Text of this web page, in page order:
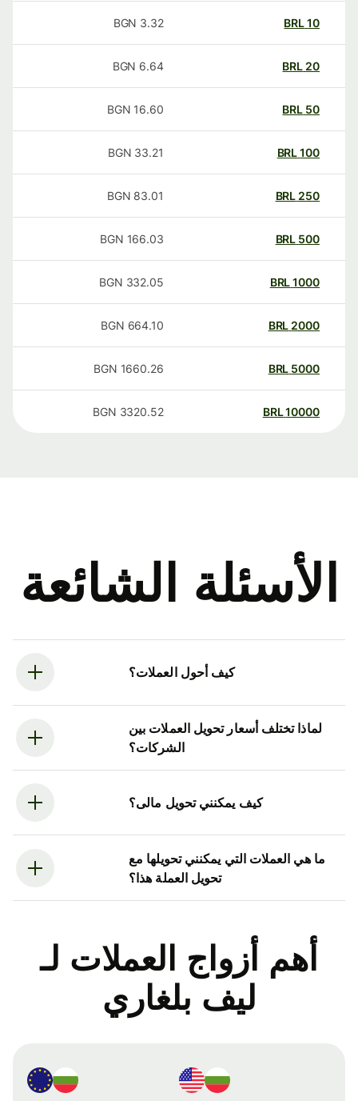
BRL
3.32
BGN
20
BRL
6.64
BGN
50
BRL
16.60
BGN
100
BRL
33.21
BGN
250
BRL
83.01
BGN
500
BRL
166.03
BGN
1000
BRL
332.05
BGN
2000
BRL
664.10
BGN
5000
BRL
1660.26
BGN
10000
BRL
3320.52
BGN
الأسئلة الشائعة
كيف أحول العملات؟
لماذا تختلف أسعار تحويل العملات بين
الشركات؟
كيف يمكنني تحويل مالى؟
ما هي العملات التي يمكنني تحويلها مع
تحويل العملة هذا؟
أهم أزواج العملات لـ
ليف بلغاري